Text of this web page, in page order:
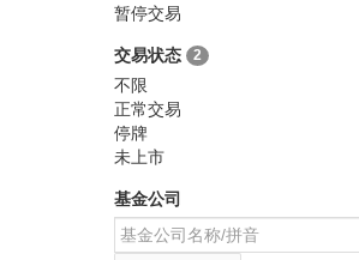
暂停交易
交易状态 2
不限
正常交易
停牌
未上市
基金公司